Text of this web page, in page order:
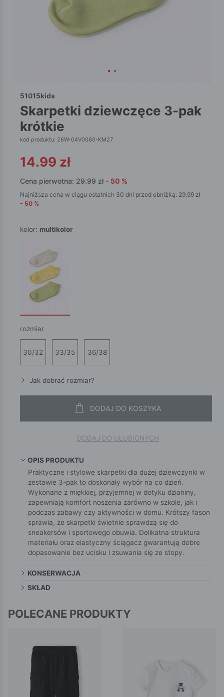
51015kids
skarpetki dziewczęce 3-pak
krótkie
kod produktu: 26W-04V0060-KM27
14.99 zł
Cena pierwotna: 29.99 zł - 50 %
Najniższa cena w ciągu ostatnich 30 dni przed obniżką: 29.99 zł
- 50 %
kolor: multikolor
rozmiar
30/32 33/35 36/38
Jak dobrać rozmiar?
DODAJ DO KOSZYKA
DODAJ DO ULUBIONYCH
OPIS PRODUKTU
Praktyczne i stylowe skarpetki dla dużej dziewczynki w
zestawie 3-pak to doskonały wybór na co dzień.
Wykonane z miękkiej, przyjemnej w dotyku dzianiny,
zapewniają komfort noszenia zarówno w szkole, jak i
podczas zabawy czy aktywności w domu. Krótszy fason
sprawia, że skarpetki świetnie sprawdzą się do
sneakersów i sportowego obuwia. Delikatna struktura
materiału oraz elastyczny ściągacz gwarantują dobre
dopasowanie bez ucisku i zsuwania się ze stopy.
KONSERWACJA
SKŁAD
POLECANE PRODUKTY